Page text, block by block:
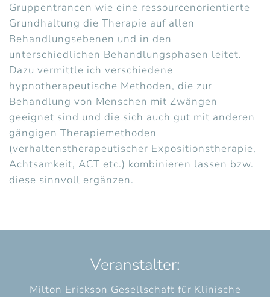
Gruppentrancen wie eine ressourcenorientierte
Grundhaltung die Therapie auf allen
Behandlungsebenen und in den
unterschiedlichen Behandlungsphasen leitet.
Dazu vermittle ich verschiedene
hypnotherapeutische Methoden, die zur
Behandlung von Menschen mit Zwängen
geeignet sind und die sich auch gut mit anderen
gängigen Therapiemethoden
(verhaltenstherapeutischer Expositionstherapie,
Achtsamkeit, ACT etc.) kombinieren lassen bzw.
diese sinnvoll ergänzen.
Veranstalter:
Milton Erickson Gesellschaft für Klinische